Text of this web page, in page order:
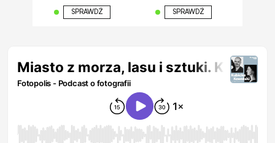
SPRAWDŹ SPRAWDŹ